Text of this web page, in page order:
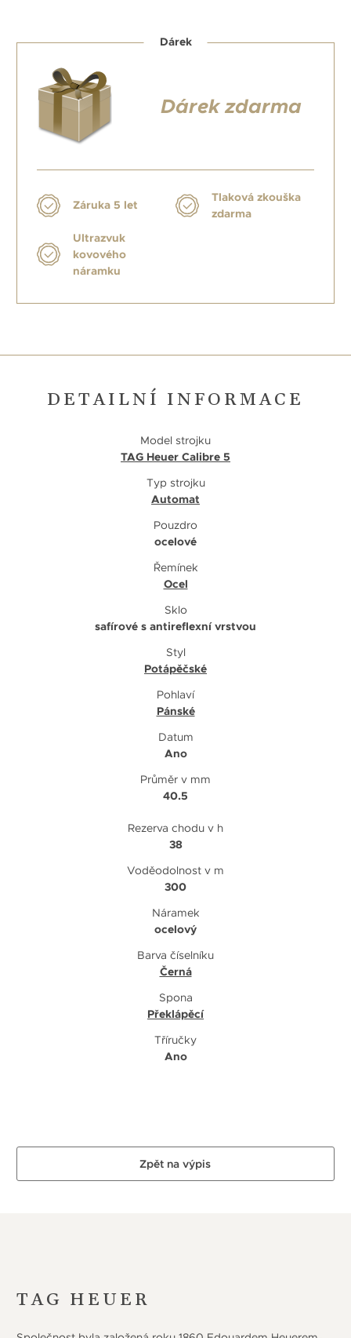
Dárek
Dárek zdarma
Záruka 5 let
Tlaková zkouška
zdarma
Ultrazvuk
kovového
náramku
DETAILNÍ INFORMACE
Model strojku
TAG Heuer Calibre 5
Typ strojku
Automat
Pouzdro
ocelové
Řemínek
Ocel
Sklo
safírové s antireflexní vrstvou
Styl
Potápěčské
Pohlaví
Pánské
Datum
Ano
Průměr v mm
40.5
Rezerva chodu v h
38
Voděodolnost v m
300
Náramek
ocelový
Barva číselníku
Černá
Spona
Překlápěcí
Tříručky
Ano
Zpět na výpis
TAG HEUER